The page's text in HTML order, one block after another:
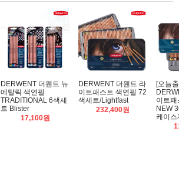
DERWENT 더웬트 뉴
메탈릭 색연필
TRADITIONAL 6색세
트 Blister
17,100원
DERWENT 더웬트 라
이트패스트 색연필 72
색세트/Lightfast
232,400원
[오늘
이트
NEW
케이스